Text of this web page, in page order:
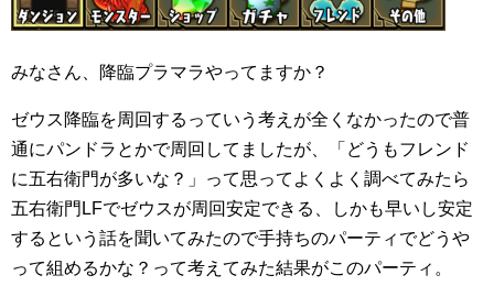
みなさん、降臨プラマラやってますか？
ゼウス降臨を周回するっていう考えが全くなかったので普
通にパンドラとかで周回してましたが、「どうもフレンド
に五右衛門が多いな？」って思ってよくよく調べてみたら
五右衛門LFでゼウスが周回安定できる、しかも早いし安定
するという話を聞いてみたので手持ちのパーティでどうや
って組めるかな？って考えてみた結果がこのパーティ。